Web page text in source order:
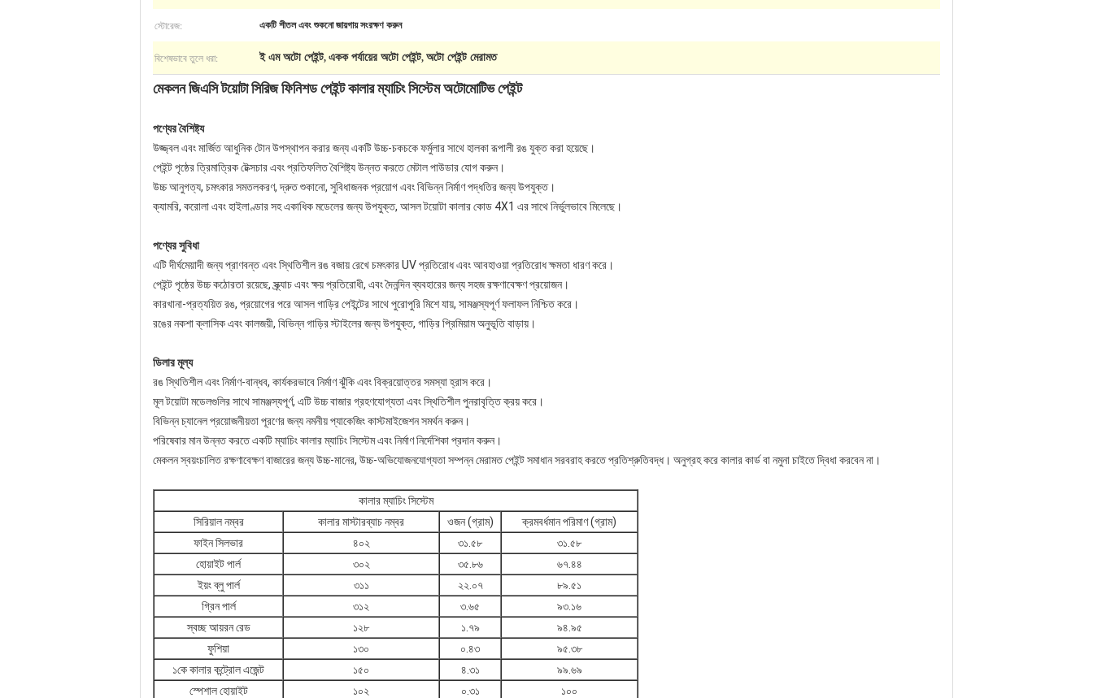
স্টোরেজ: একটি শীতল এবং শুকনো জায়গায় সংরক্ষণ করুন
বিশেষভাবে তুলে ধরা: ই এম অটো পেইন্ট, একক পর্যায়ের অটো পেইন্ট, অটো পেইন্ট মেরামত
মেকলন জিএসি টয়োটা সিরিজ ফিনিশড পেইন্ট কালার ম্যাচিং সিস্টেম অটোমোটিভ পেইন্ট
পণ্যের বৈশিষ্ট্য
উজ্জ্বল এবং মার্জিত আধুনিক টোন উপস্থাপন করার জন্য একটি উচ্চ-চকচকে ফর্মুলার সাথে হালকা রূপালী রঙ যুক্ত করা হয়েছে।
পেইন্ট পৃষ্ঠের ত্রিমাত্রিক টেক্সচার এবং প্রতিফলিত বৈশিষ্ট্য উন্নত করতে মেটাল পাউডার যোগ করুন।
উচ্চ আনুগত্য, চমৎকার সমতলকরণ, দ্রুত শুকানো, সুবিধাজনক প্রয়োগ এবং বিভিন্ন নির্মাণ পদ্ধতির জন্য উপযুক্ত।
ক্যামরি, করোলা এবং হাইলাণ্ডার সহ একাধিক মডেলের জন্য উপযুক্ত, আসল টয়োটা কালার কোড 4X1 এর সাথে নির্ভুলভাবে মিলেছে।
পণ্যের সুবিধা
এটি দীর্ঘমেয়াদী জন্য প্রাণবন্ত এবং স্থিতিশীল রঙ বজায় রেখে চমৎকার UV প্রতিরোধ এবং আবহাওয়া প্রতিরোধ ক্ষমতা ধারণ করে।
পেইন্ট পৃষ্ঠের উচ্চ কঠোরতা রয়েছে, স্ক্র্যাচ এবং ক্ষয় প্রতিরোধী, এবং দৈনন্দিন ব্যবহারের জন্য সহজ রক্ষণাবেক্ষণ প্রয়োজন।
কারখানা-প্রত্যয়িত রঙ, প্রয়োগের পরে আসল গাড়ির পেইন্টের সাথে পুরোপুরি মিশে যায়, সামঞ্জস্যপূর্ণ ফলাফল নিশ্চিত করে।
রঙের নকশা ক্লাসিক এবং কালজয়ী, বিভিন্ন গাড়ির স্টাইলের জন্য উপযুক্ত, গাড়ির প্রিমিয়াম অনুভূতি বাড়ায়।
ডিলার মূল্য
রঙ স্থিতিশীল এবং নির্মাণ-বান্ধব, কার্যকরভাবে নির্মাণ ঝুঁকি এবং বিক্রয়োত্তর সমস্যা হ্রাস করে।
মূল টয়োটা মডেলগুলির সাথে সামঞ্জস্যপূর্ণ, এটি উচ্চ বাজার গ্রহণযোগ্যতা এবং স্থিতিশীল পুনরাবৃত্তি ক্রয় করে।
বিভিন্ন চ্যানেল প্রয়োজনীয়তা পূরণের জন্য নমনীয় প্যাকেজিং কাস্টমাইজেশন সমর্থন করুন।
পরিষেবার মান উন্নত করতে একটি ম্যাচিং কালার ম্যাচিং সিস্টেম এবং নির্মাণ নির্দেশিকা প্রদান করুন।
মেকলন স্বয়ংচালিত রক্ষণাবেক্ষণ বাজারের জন্য উচ্চ-মানের, উচ্চ-অভিযোজনযোগ্যতা সম্পন্ন মেরামত পেইন্ট সমাধান সরবরাহ করতে প্রতিশ্রুতিবদ্ধ। অনুগ্রহ করে কালার কার্ড বা নমুনা চাইতে দ্বিধা করবেন না।
কালার ম্যাচিং সিস্টেম
সিরিয়াল নম্বর
কালার মাস্টারব্যাচ নম্বর ওজন (গ্রাম)
ক্রমবর্ধমান পরিমাণ (গ্রাম)
ফাইন সিলভার
৪০২ ৩১.৫৮
৩১.৫৮
হোয়াইট পার্ল
৩০২ ৩৫.৮৬
৬৭.৪৪
ইয়ং ব্লু পার্ল
৩১১ ২২.০৭
৮৯.৫১
গ্রিন পার্ল
৩১২ ৩.৬৫
৯৩.১৬
স্বচ্ছ আয়রন রেড
১২৮ ১.৭৯
৯৪.৯৫
ফুশিয়া
১৩০ ০.৪৩
৯৫.৩৮
১কে কালার কন্ট্রোল এজেন্ট
১৫০ ৪.৩১
৯৯.৬৯
স্পেশাল হোয়াইট
১০২ ০.৩১
১০০